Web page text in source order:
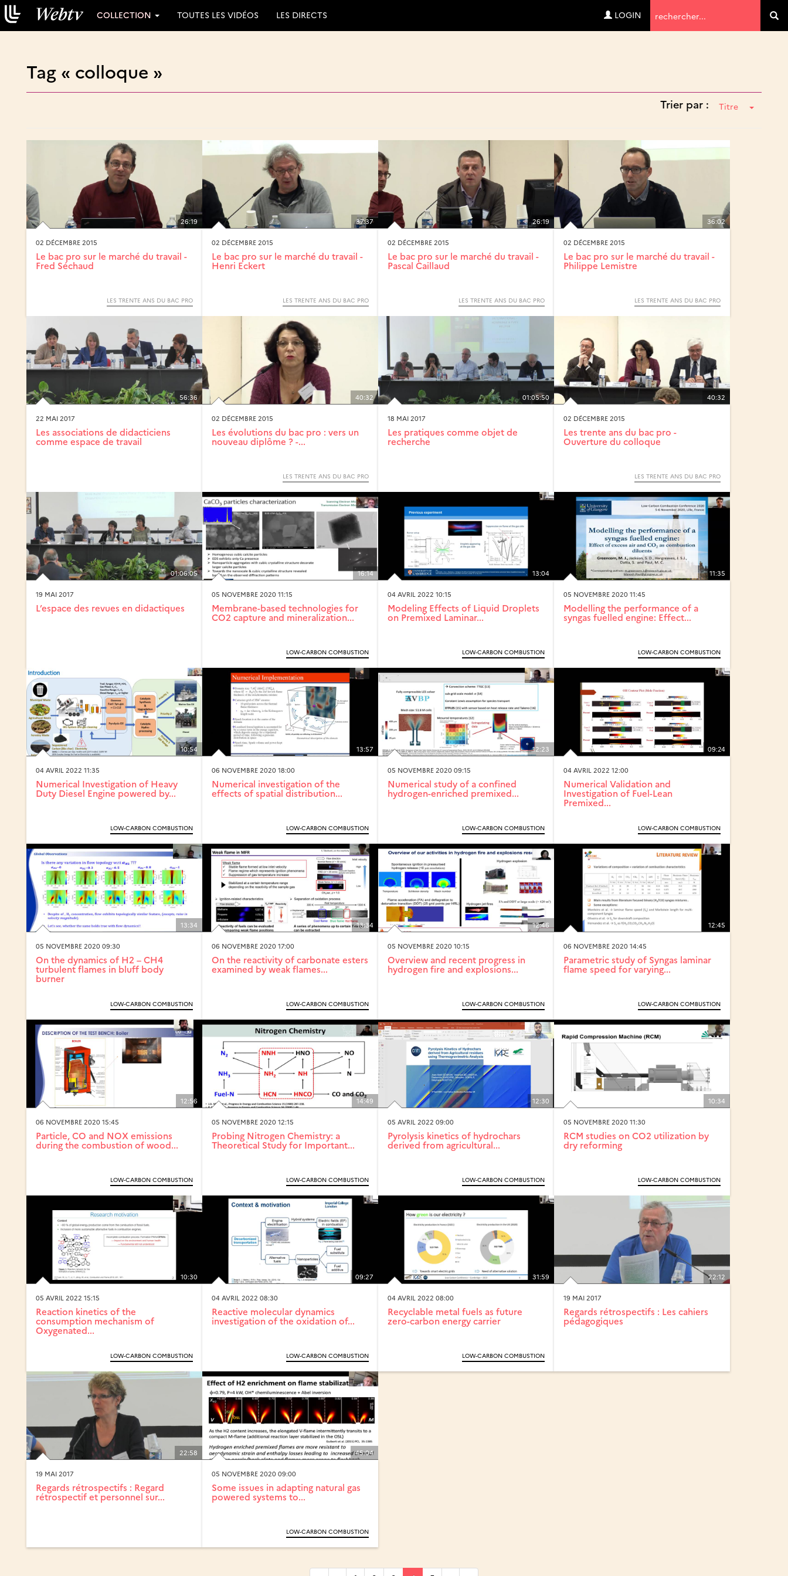
de
recherche
COLLECTION TOUTES LES VIDÉOS LES DIRECTS LOGIN
Tag « colloque »
Trier par : Titre
26:19
02 DÉCEMBRE 2015
Le bac pro sur le marché du travail -
Fred Séchaud
LES TRENTE ANS DU BAC PRO
37:37
02 DÉCEMBRE 2015
Le bac pro sur le marché du travail -
Henri Eckert
LES TRENTE ANS DU BAC PRO
26:19
02 DÉCEMBRE 2015
Le bac pro sur le marché du travail -
Pascal Caillaud
LES TRENTE ANS DU BAC PRO
36:02
02 DÉCEMBRE 2015
Le bac pro sur le marché du travail -
Philippe Lemistre
LES TRENTE ANS DU BAC PRO
56:36
22 MAI 2017
Les associations de didacticiens
comme espace de travail
40:32
02 DÉCEMBRE 2015
Les évolutions du bac pro : vers un
nouveau diplôme ? -...
LES TRENTE ANS DU BAC PRO
01:05:50
18 MAI 2017
Les pratiques comme objet de
recherche
40:32
02 DÉCEMBRE 2015
Les trente ans du bac pro -
Ouverture du colloque
LES TRENTE ANS DU BAC PRO
01:06:05
19 MAI 2017
L’espace des revues en didactiques
16:14
05 NOVEMBRE 2020 11:15
Membrane-based technologies for
CO2 capture and mineralization...
LOW-CARBON COMBUSTION
13:04
04 AVRIL 2022 10:15
Modeling Effects of Liquid Droplets
on Premixed Laminar...
LOW-CARBON COMBUSTION
11:35
05 NOVEMBRE 2020 11:45
Modelling the performance of a
syngas fuelled engine: Effect...
LOW-CARBON COMBUSTION
10:54
04 AVRIL 2022 11:35
Numerical Investigation of Heavy
Duty Diesel Engine powered by...
LOW-CARBON COMBUSTION
13:57
06 NOVEMBRE 2020 18:00
Numerical investigation of the
effects of spatial distribution...
LOW-CARBON COMBUSTION
12:23
05 NOVEMBRE 2020 09:15
Numerical study of a confined
hydrogen-enriched premixed...
LOW-CARBON COMBUSTION
09:24
04 AVRIL 2022 12:00
Numerical Validation and
Investigation of Fuel-Lean
Premixed...
LOW-CARBON COMBUSTION
13:34
05 NOVEMBRE 2020 09:30
On the dynamics of H2 – CH4
turbulent flames in bluff body
burner
LOW-CARBON COMBUSTION
13:34
06 NOVEMBRE 2020 17:00
On the reactivity of carbonate esters
examined by weak flames...
LOW-CARBON COMBUSTION
12:46
05 NOVEMBRE 2020 10:15
Overview and recent progress in
hydrogen fire and explosions...
LOW-CARBON COMBUSTION
12:45
06 NOVEMBRE 2020 14:45
Parametric study of Syngas laminar
flame speed for varying...
LOW-CARBON COMBUSTION
12:56
06 NOVEMBRE 2020 15:45
Particle, CO and NOX emissions
during the combustion of wood...
LOW-CARBON COMBUSTION
14:49
05 NOVEMBRE 2020 12:15
Probing Nitrogen Chemistry: a
Theoretical Study for Important...
LOW-CARBON COMBUSTION
12:30
05 AVRIL 2022 09:00
Pyrolysis kinetics of hydrochars
derived from agricultural...
LOW-CARBON COMBUSTION
10:34
05 NOVEMBRE 2020 11:30
RCM studies on CO2 utilization by
dry reforming
LOW-CARBON COMBUSTION
10:30
05 AVRIL 2022 15:15
Reaction kinetics of the
consumption mechanism of
Oxygenated...
LOW-CARBON COMBUSTION
09:27
04 AVRIL 2022 08:30
Reactive molecular dynamics
investigation of the oxidation of...
LOW-CARBON COMBUSTION
31:59
04 AVRIL 2022 08:00
Recyclable metal fuels as future
zero-carbon energy carrier
LOW-CARBON COMBUSTION
22:12
19 MAI 2017
Regards rétrospectifs : Les cahiers
pédagogiques
22:58
19 MAI 2017
Regards rétrospectifs : Regard
rétrospectif et personnel sur...
45:04
05 NOVEMBRE 2020 09:00
Some issues in adapting natural gas
powered systems to...
LOW-CARBON COMBUSTION